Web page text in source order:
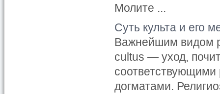
Молите ...
Суть культа и его
Важнейшим видом
cultus — уход,
догматами.